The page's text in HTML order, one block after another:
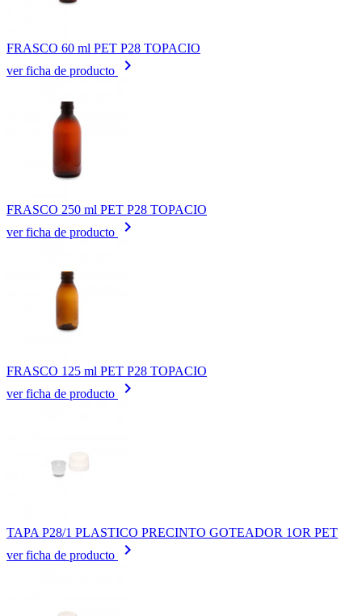
FRASCO 60 ml PET P28 TOPACIO
ver ficha de producto
keyboard_arrow_right
FRASCO 250 ml PET P28 TOPACIO
ver ficha de producto
keyboard_arrow_right
FRASCO 125 ml PET P28 TOPACIO
ver ficha de producto
keyboard_arrow_right
TAPA P28/1 PLASTICO PRECINTO GOTEADOR 1OR PET
ver ficha de producto
keyboard_arrow_right